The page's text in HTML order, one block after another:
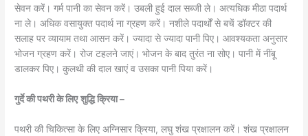
सेवन करें। गर्म पानी का सेवन करें। उबली हुई दाल सब्जी ले। अत्यधिक मीठा पदार्थ
ना ले। अधिक वसायुक्त पदार्थ ना ग्रहण करें। नशीले पदार्थों से बचें डॉक्टर की
सलाह पर व्यायाम तथा आसन करें। ज्यादा से ज्यादा पानी पिए। आवश्यकता अनुसार
भोजन ग्रहण करें। रोज टहलने जाएं। भोजन के बाद तुरंत ना सोए। पानी में नींबू
डालकर पिए। कुलथी की दाल खाएं व उसका पानी पिया करें।
गुर्दे की पथरी के लिए शुद्धि क्रिया –
पथरी की चिकित्सा के लिए अग्निसार क्रिया, लघु शंख प्रक्षालन करें। शंख प्रक्षालन